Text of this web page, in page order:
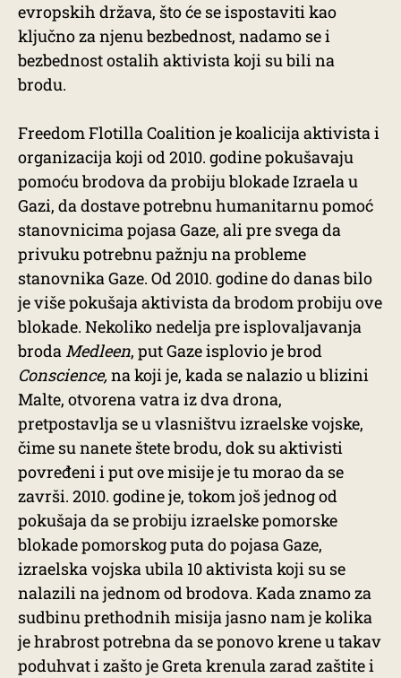
evropskih država, što će se ispostaviti kao
ključno za njenu bezbednost, nadamo se i
bezbednost ostalih aktivista koji su bili na
brodu.
Freedom Flotilla Coalition je koalicija aktivista i
organizacija koji od 2010. godine pokušavaju
pomoću brodova da probiju blokade Izraela u
Gazi, da dostave potrebnu humanitarnu pomoć
stanovnicima pojasa Gaze, ali pre svega da
privuku potrebnu pažnju na probleme
stanovnika Gaze. Od 2010. godine do danas bilo
je više pokušaja aktivista da brodom probiju ove
blokade. Nekoliko nedelja pre isplovaljavanja
broda Medleen, put Gaze isplovio je brod
Conscience,na koji je, kada se nalazio u blizini
Malte, otvorena vatra iz dva drona,
pretpostavlja se u vlasništvu izraelske vojske,
čime su nanete štete brodu, dok su aktivisti
povređeni i put ove misije je tu morao da se
završi. 2010. godine je, tokom još jednog od
pokušaja da se probiju izraelske pomorske
blokade pomorskog puta do pojasa Gaze,
izraelska vojska ubila 10 aktivista koji su se
nalazili na jednom od brodova. Kada znamo za
sudbinu prethodnih misija jasno nam je kolika
je hrabrost potrebna da se ponovo krene u takav
poduhvat i zašto je Greta krenula zarad zaštite i